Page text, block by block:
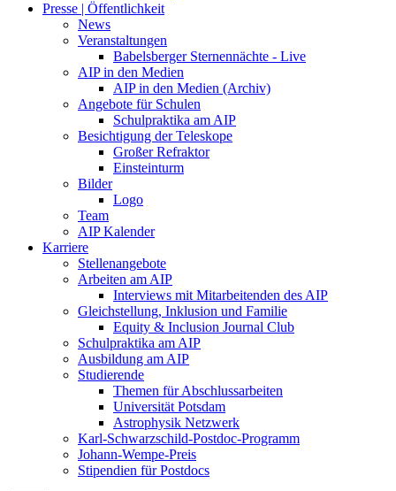
Presse | Öffentlichkeit
News
Veranstaltungen
Babelsberger Sternennächte - Live
AIP in den Medien
AIP in den Medien (Archiv)
Angebote für Schulen
Schulpraktika am AIP
Besichtigung der Teleskope
Großer Refraktor
Einsteinturm
Bilder
Logo
Team
AIP Kalender
Karriere
Stellenangebote
Arbeiten am AIP
Interviews mit Mitarbeitenden des AIP
Gleichstellung, Inklusion und Familie
Equity & Inclusion Journal Club
Schulpraktika am AIP
Ausbildung am AIP
Studierende
Themen für Abschlussarbeiten
Universität Potsdam
Astrophysik Netzwerk
Karl-Schwarzschild-Postdoc-Programm
Johann-Wempe-Preis
Stipendien für Postdocs